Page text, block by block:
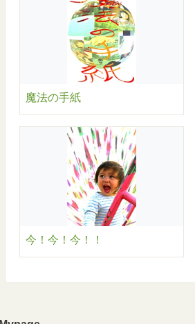
魔法の手紙
今！今！今！！